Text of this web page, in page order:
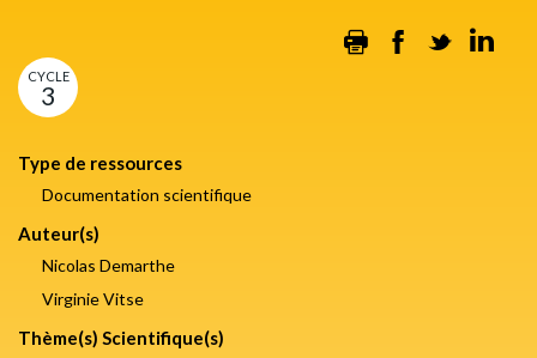
Print Facebook
Twitter
CYCLE
3
Type de ressources
Documentation scientifique
Auteur(s)
Nicolas Demarthe
Virginie Vitse
Thème(s) Scientifique(s)